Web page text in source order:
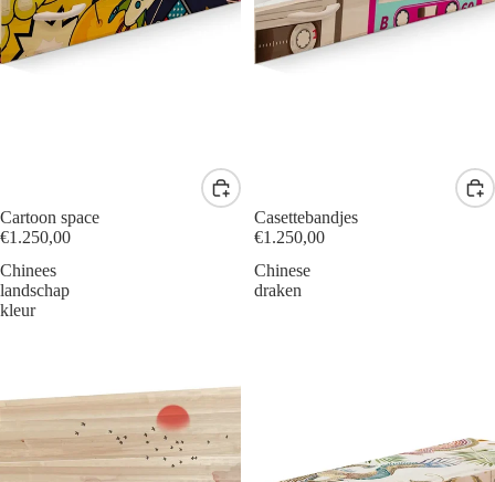
Cartoon space
€1.250,00
Casettebandjes
€1.250,00
Chinees
landschap
kleur
Chinese
draken